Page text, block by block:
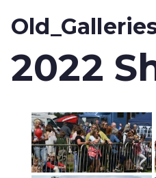
2022